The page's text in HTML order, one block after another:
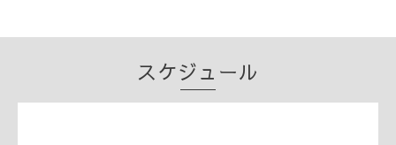
スケジュール